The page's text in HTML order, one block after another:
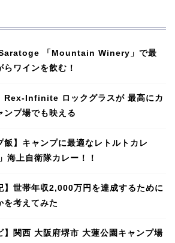
Saratoge 「Mountain Winery」で最
ワインを飲む！
Rex-Infinite ロックグラスが 最高にカ
ンプ場でも映える
飯】キャンプに最適なレトルトカレ
海上自衛隊カレー！！
】世帯年収2,000万円を達成するために
を考えてみた
】関西 大阪府堺市 大蓮公園キャンプ場